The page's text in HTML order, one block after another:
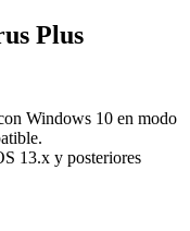
Plus
Windows 10 en modo
13.x y posteriores